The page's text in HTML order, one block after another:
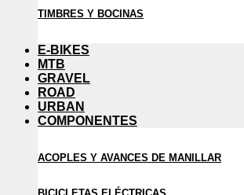
TIMBRES Y BOCINAS
E-BIKES
MTB
GRAVEL
ROAD
URBAN
COMPONENTES
ACOPLES Y AVANCES DE MANILLAR